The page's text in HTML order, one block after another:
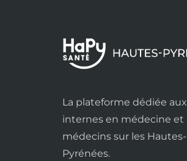
La plateforme dédiée aux
internes en médecine et
médecins sur les Hautes-
Pyrénées.